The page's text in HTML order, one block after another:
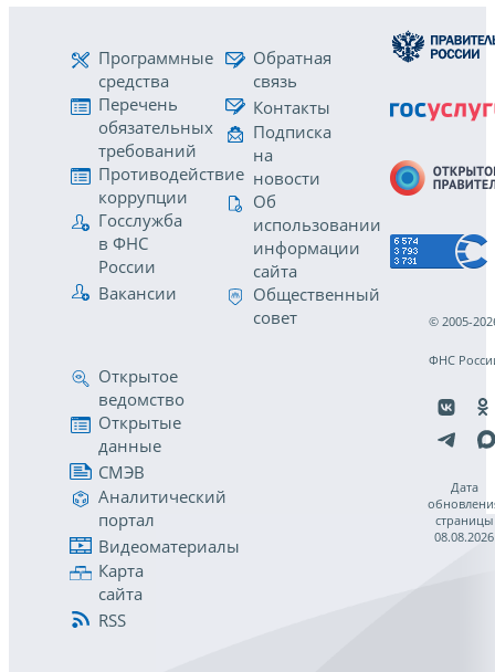
Программные
средства
Перечень
обязательных
требований
Противодействие
коррупции
Госслужба
в ФНС
России
Вакансии
Обратная
связь
Контакты
Подписка
на
новости
Об
использовании
информации
сайта
Общественный
совет
Открытое
ведомство
Открытые
данные
СМЭВ
Аналитический
портал
Видеоматериалы
Карта
сайта
RSS
© 2005-
ФНС
Дата
страницы
08.08.2026